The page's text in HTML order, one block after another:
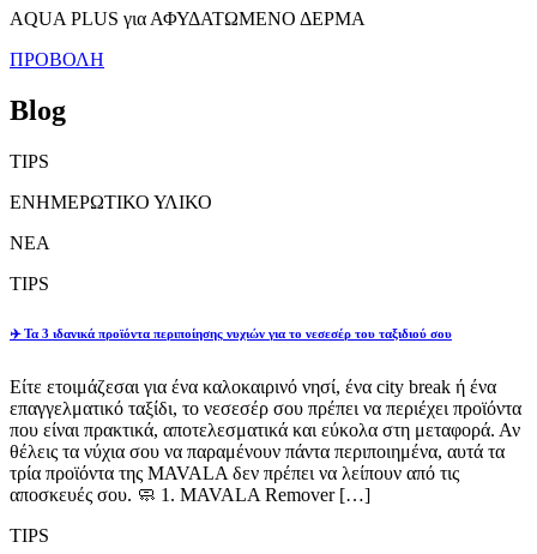
AQUA PLUS για ΑΦΥΔΑΤΩΜΕΝΟ ΔΕΡΜΑ
ΠΡΟΒΟΛΗ
Blog
TIPS
ΕΝΗΜΕΡΩΤΙΚΟ ΥΛΙΚΟ
ΝΕΑ
TIPS
✈️ Τα 3 ιδανικά προϊόντα περιποίησης νυχιών για το νεσεσέρ του ταξιδιού σου
Είτε ετοιμάζεσαι για ένα καλοκαιρινό νησί, ένα city break ή ένα
επαγγελματικό ταξίδι, το νεσεσέρ σου πρέπει να περιέχει προϊόντα
που είναι πρακτικά, αποτελεσματικά και εύκολα στη μεταφορά. Αν
θέλεις τα νύχια σου να παραμένουν πάντα περιποιημένα, αυτά τα
τρία προϊόντα της MAVALA δεν πρέπει να λείπουν από τις
αποσκευές σου. 🧼 1. MAVALA Remover […]
TIPS